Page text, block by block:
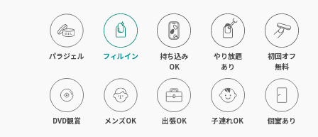
木更津・君津
八幡宿・五井・姉ヶ崎
成田・佐倉・ユーカリが丘
銚子・旭
パラジェル フィルイン
持ち込み
OK
やり放題
あり
初回オフ
無料
DVD観賞 メンズOK 出張OK 子連れOK 個室あり